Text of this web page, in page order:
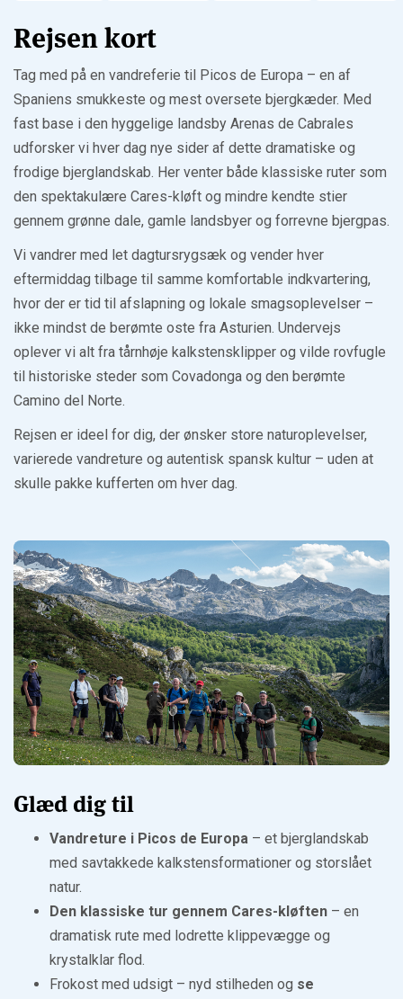
Rejsen kort
Tag med på en vandreferie til Picos de Europa – en af
Spaniens smukkeste og mest oversete bjergkæder. Med
fast base i den hyggelige landsby Arenas de Cabrales
udforsker vi hver dag nye sider af dette dramatiske og
frodige bjerglandskab. Her venter både klassiske ruter som
den spektakulære Cares-kløft og mindre kendte stier
gennem grønne dale, gamle landsbyer og forrevne bjergpas.
Vi vandrer med let dagtursrygsæk og vender hver
eftermiddag tilbage til samme komfortable indkvartering,
hvor der er tid til afslapning og lokale smagsoplevelser –
ikke mindst de berømte oste fra Asturien. Undervejs
oplever vi alt fra tårnhøje kalkstensklipper og vilde rovfugle
til historiske steder som Covadonga og den berømte
Camino del Norte.
Rejsen er ideel for dig, der ønsker store naturoplevelser,
varierede vandreture og autentisk spansk kultur – uden at
skulle pakke kufferten om hver dag.
Glæd dig til
Vandreture i Picos de Europa – et bjerglandskab
med savtakkede kalkstensformationer og storslået
natur.
Den klassiske tur gennem Cares-kløften – en
dramatisk rute med lodrette klippevægge og
krystalklar flod.
Frokost med udsigt – nyd stilheden og se